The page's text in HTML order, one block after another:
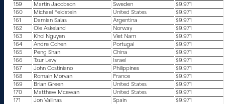
159
Martin Jacobson Sweden
$9.971
160
Michael Feldstein United States
$9.971
161
Damian Salas Argentina
$9.971
162
Ole Askeland Norway
$9.971
163
Khoi Nguyen Viet Nam
$9.971
164
Andre Cohen Portugal
$9.971
165
Peng Shan China
$9.971
166
Tzur Levy Israel
$9.971
167
John Costiniano Philippines
$9.971
168
Romain Morvan France
$9.971
169
Brian Green United States
$9.971
170
Matthew Mcewan United States
$9.971
171
Jon Vallinas Spain
$9.971